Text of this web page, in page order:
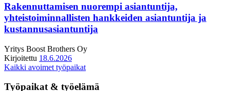
Rakennuttamisen nuorempi asiantuntija,
yhteistoiminnallisten hankkeiden asiantuntija ja
kustannusasiantuntija
Yritys Boost Brothers Oy
Kirjoitettu 18.6.2026
Kaikki avoimet työpaikat
Työpaikat & työelämä